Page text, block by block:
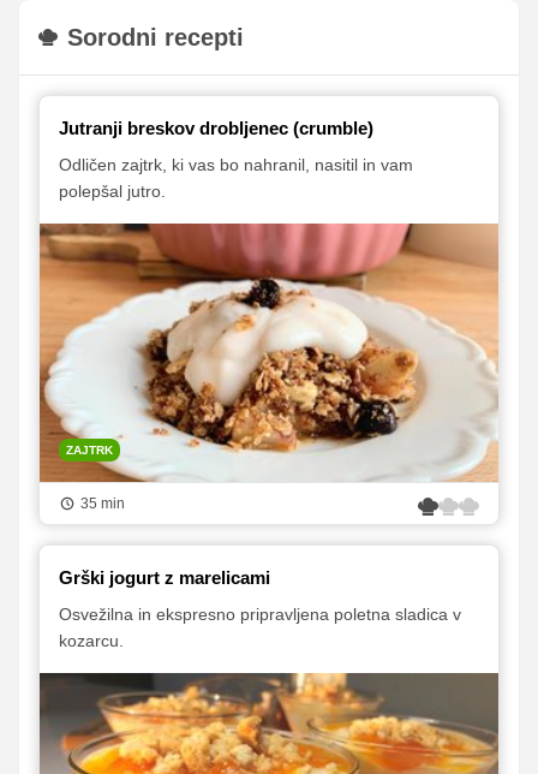
Sorodni recepti
Jutranji breskov drobljenec (crumble)
Odličen zajtrk, ki vas bo nahranil, nasitil in vam
polepšal jutro.
ZAJTRK
35 min
Grški jogurt z marelicami
Osvežilna in ekspresno pripravljena poletna sladica v
kozarcu.